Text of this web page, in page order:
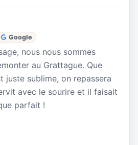
Google
nous nous sommes
au Grattague. Que
juste sublime, on repassera
avec le sourire et il faisait
parfait !